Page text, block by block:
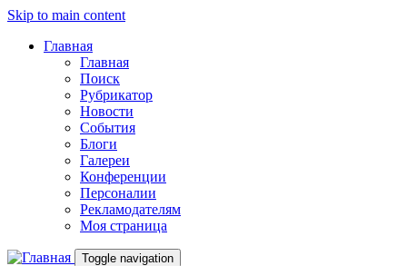
Skip to main content
Главная
Главная
Поиск
Рубрикатор
Новости
События
Блоги
Галереи
Конференции
Персоналии
Рекламодателям
Моя страница
Toggle navigation